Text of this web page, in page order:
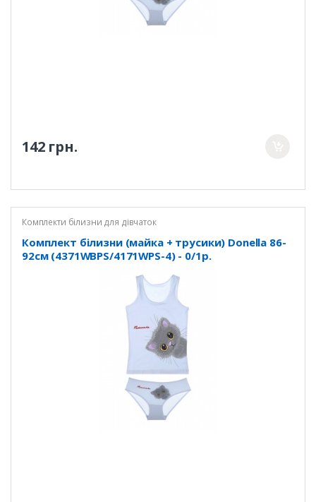
142 грн.
Комплекти білизни для дівчаток
Комплект білизни (майка + трусики) Donella 86-
92см (4371WBPS/4171WPS-4) - 0/1р.